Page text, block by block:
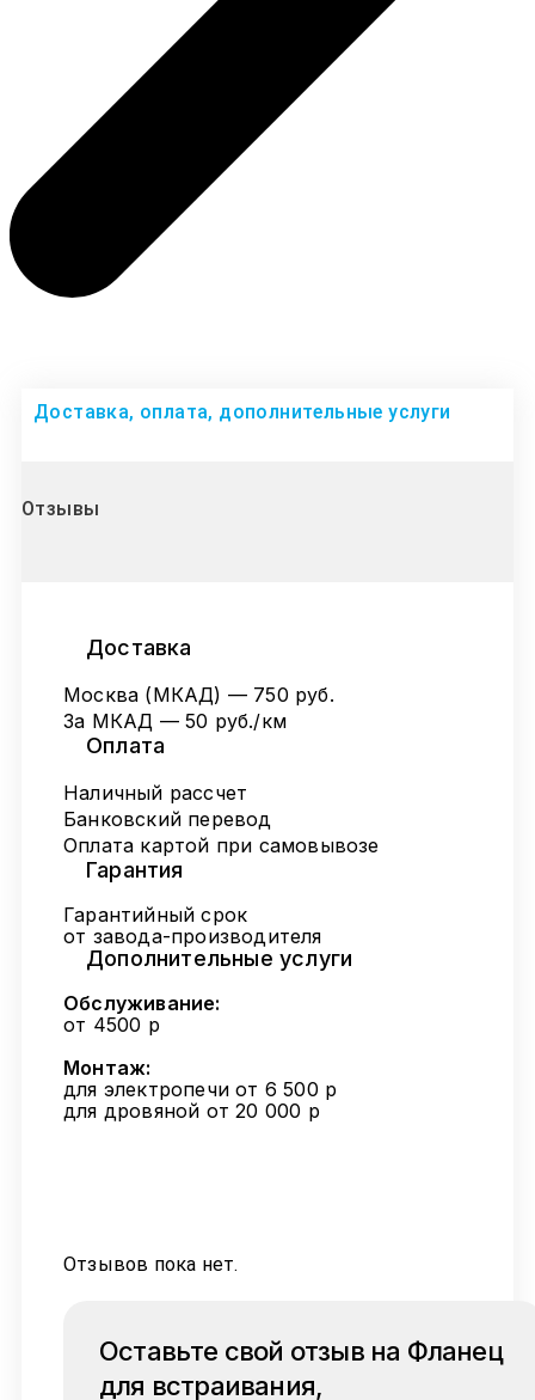
Доставка, оплата, дополнительные услуги
Отзывы
Доставка
Москва (МКАД) — 750 руб.
За МКАД — 50 руб./км
Оплата
Наличный рассчет
Банковский перевод
Оплата картой при самовывозе
Гарантия
Гарантийный срок
от завода-производителя
Дополнительные услуги
Обслуживание:
от 4500 р
Монтаж:
для электропечи от 6 500 р
для дровяной от 20 000 р
Отзывов пока нет.
Оставьте свой отзыв на Фланец
для встраивания,